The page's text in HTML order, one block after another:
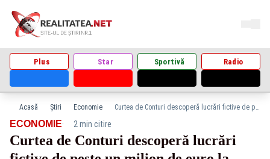
Plus Star Sportivă Radio
Acasă Știri Economie Curtea de Conturi descoperă lucrări fictive de peste un milion de euro la Magistrala M6. Contractele Metrorex cu influencerul Iulian Demeter, în centrul controversei
ECONOMIE· 2 min citire
Curtea de Conturi descoperă lucrări